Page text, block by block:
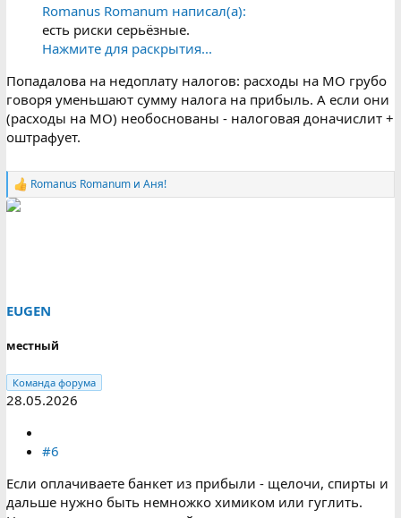
Romanus Romanum написал(а):
есть риски серьёзные.
Нажмите для раскрытия...
Попадалова на недоплату налогов: расходы на МО грубо
говоря уменьшают сумму налога на прибыль. А если они
(расходы на МО) необоснованы - налоговая доначислит +
оштрафует.
Р
е
Romanus Romanumи Аня!
EUGEN
местный
Команда форума
28.05.2026
#6
Если оплачиваете банкет из прибыли - щелочи, спирты и
дальше нужно быть немножко химиком или гуглить.